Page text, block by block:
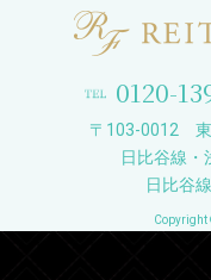
0120-
〒103-0012 東
日比谷線・
日比谷
Copyright